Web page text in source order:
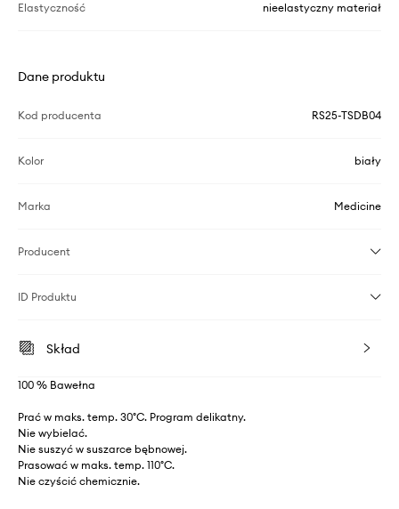
Elastyczność nieelastyczny materiał
Dane produktu
Kod producenta RS25-TSDB04
Kolor biały
Marka Medicine
Producent
ID Produktu
Skład
100 % Bawełna
Prać w maks. temp. 30°C. Program delikatny.
Nie wybielać.
Nie suszyć w suszarce bębnowej.
Prasować w maks. temp. 110°C.
Nie czyścić chemicznie.